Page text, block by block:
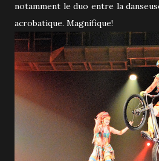
notamment le duo entre la
acrobatique. Magnifique!